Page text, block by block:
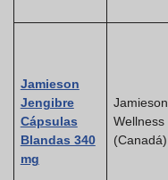
Jamieson
Jengibre
Cápsulas
Blandas 340
mg
Jamieson
Wellness
(Canadá)